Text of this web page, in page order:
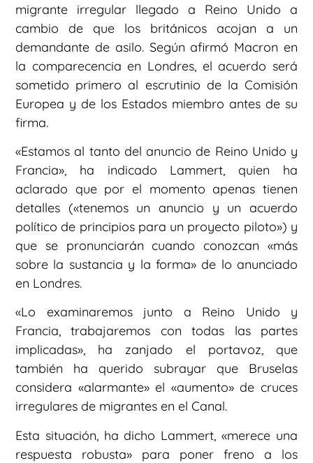
migrante irregular llegado a Reino Unido a
cambio de que los británicos acojan a un
demandante de asilo. Según afirmó Macron en
la comparecencia en Londres, el acuerdo será
sometido primero al escrutinio de la Comisión
Europea y de los Estados miembro antes de su
firma.
«Estamos al tanto del anuncio de Reino Unido y
Francia», ha indicado Lammert, quien ha
aclarado que por el momento apenas tienen
detalles («tenemos un anuncio y un acuerdo
político de principios para un proyecto piloto») y
que se pronunciarán cuando conozcan «más
sobre la sustancia y la forma» de lo anunciado
en Londres.
«Lo examinaremos junto a Reino Unido y
Francia, trabajaremos con todas las partes
implicadas», ha zanjado el portavoz, que
también ha querido subrayar que Bruselas
considera «alarmante» el «aumento» de cruces
irregulares de migrantes en el Canal.
Esta situación, ha dicho Lammert, «merece una
respuesta robusta» para poner freno a los